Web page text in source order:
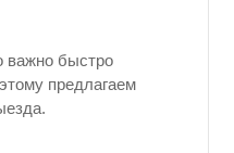
важно быстро
предлагаем